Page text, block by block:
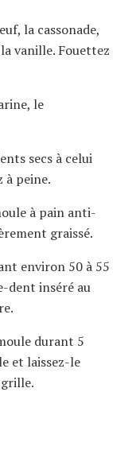
la cassonade,
vanille. Fouettez
le
secs à celui
à peine.
à pain anti-
graissé.
environ 50 à 55
dent inséré au
durant 5
et laissez-le